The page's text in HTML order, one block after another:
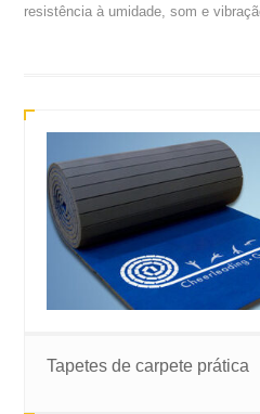
resistência à umidade, som e
Tapetes de carpete prática